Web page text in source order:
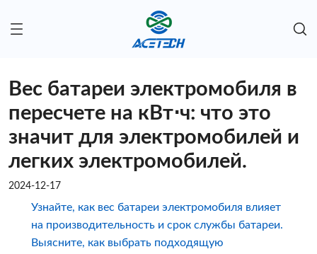
Вес батареи электромобиля в
пересчете на кВт⋅ч: что это
значит для электромобилей и
легких электромобилей.
2024-12-17
Узнайте, как вес батареи электромобиля влияет
на производительность и срок службы батареи.
Выясните, как выбрать подходящую